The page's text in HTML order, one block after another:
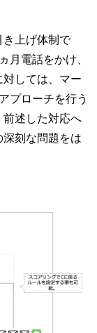
き上げ体制で
月電話をかけ、
しては、マー
プローチを行う
述した対応へ
刻な問題をは